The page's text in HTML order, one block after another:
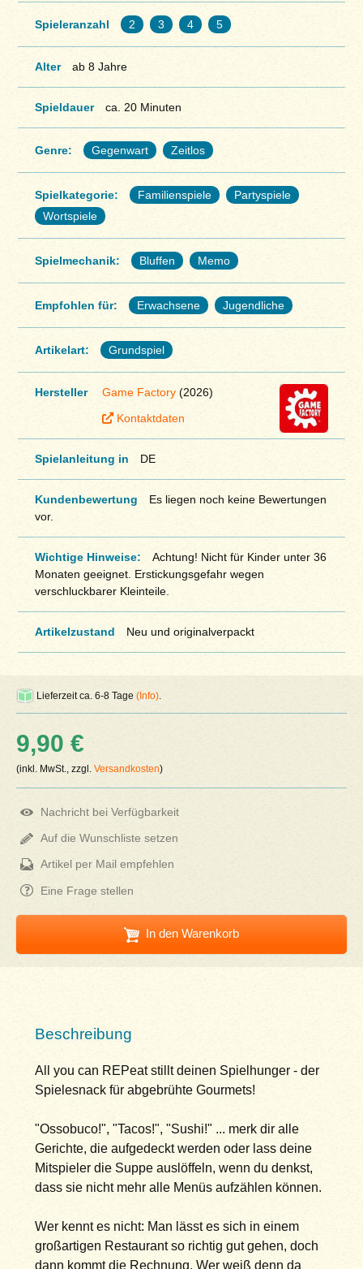
Spieleranzahl 2 3 4 5
Alter ab 8 Jahre
Spieldauer ca. 20 Minuten
Genre: Gegenwart Zeitlos
Spielkategorie: Familienspiele
Partyspiele
Wortspiele
Spielmechanik: Bluffen Memo
Empfohlen für: Erwachsene Jugendliche
Artikelart: Grundspiel
Hersteller Game Factory(2026)
Kontaktdaten
Spielanleitung in DE
Kundenbewertung
Es liegen noch keine Bewertungen
vor.
Wichtige Hinweise:
Achtung! Nicht für Kinder unter 36
Monaten geeignet. Erstickungsgefahr wegen
verschluckbarer Kleinteile.
Artikelzustand Neu und originalverpackt
Lieferzeit ca. 6-8 Tage(Info)
9,90 €
(inkl. MwSt., zzgl.Versandkosten)
Nachricht bei Verfügbarkeit
Auf die Wunschliste setzen
Artikel per Mail empfehlen
Eine Frage stellen
In den Warenkorb
Beschreibung
All you can REPeat stillt deinen Spielhunger - der
Spielesnack für abgebrühte Gourmets!
"Ossobuco!", "Tacos!", "Sushi!" ... merk dir alle
Gerichte, die aufgedeckt werden oder lass deine
Mitspieler die Suppe auslöffeln, wenn du denkst,
dass sie nicht mehr alle Menüs aufzählen können.
Wer kennt es nicht: Man lässt es sich in einem
großartigen Restaurant so richtig gut gehen, doch
dann kommt die Rechnung. Wer weiß denn da